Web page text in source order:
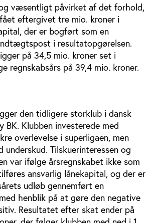
væsentligt påvirket af det forhold,
eftergivet tre mio. kroner i
der er bogført som en
i resultatopgørelsen.
på 34,5 mio. kroner set i
regnskabsårs på 39,4 mio. kroner.
den tidligere storklub i dansk
BK. Klubben investerede med
overlevelse i superligaen, men
underskud. Tilskuerinteressen og
var ifølge årsregnskabet ikke som
ansvarlig lånekapital, og der er
udløb gennemført en
henblik på at gøre den negative
Resultatet efter skat ender på